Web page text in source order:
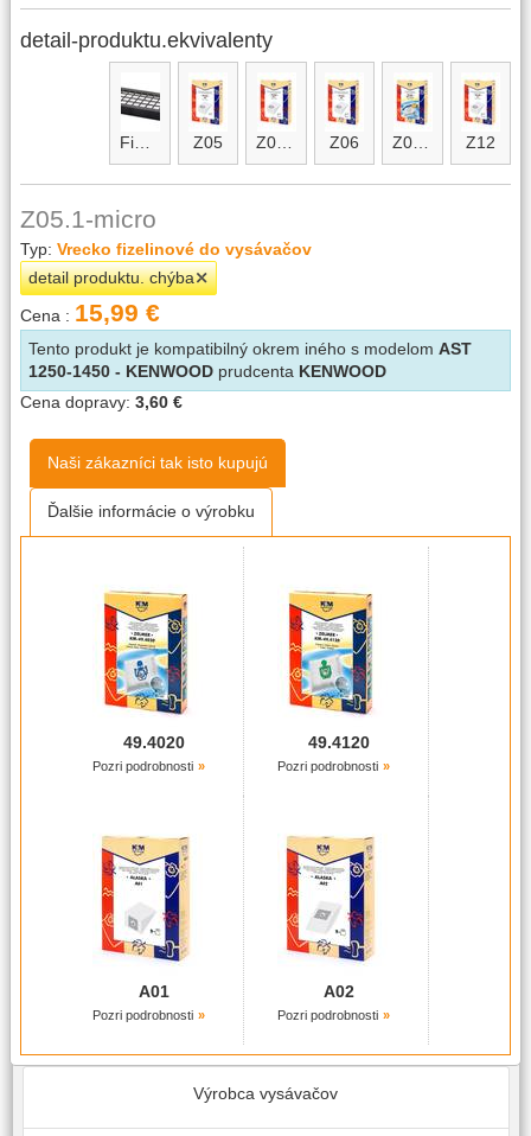
detail-produktu.ekvivalenty
FiS01 Z05 Z05.1 Z06 Z06-micro Z12
Z05.1-micro
Typ: Vrecko fizelinové do vysávačov
detail produktu. chýba
Cena : 15,99 €
Tento produkt je kompatibilný okrem iného s modelom AST
1250-1450 - KENWOOD prudcenta KENWOOD
Cena dopravy: 3,60 €
Naši zákazníci tak isto kupujú
Ďalšie informácie o výrobku
49.4020
Pozri podrobnosti
49.4120
Pozri podrobnosti
A01
Pozri podrobnosti
A02
Pozri podrobnosti
Výrobca vysávačov